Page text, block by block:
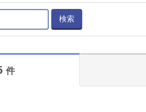
検索
件